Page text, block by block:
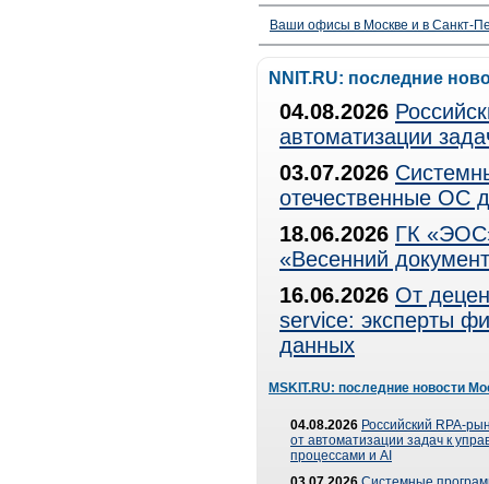
Ваши офисы в Москве и в Санкт-
NNIT.RU: последние
04.08.2026
автоматизации
03.07.2026
отечественные ОС
18.06.2026 ГК
«Весенний
16.06.2026 От
service: эксперты
данных
MSKIT.RU: последние новости
04.08.2026 Российский RPA-
от автоматизации задач к
процессами и AI